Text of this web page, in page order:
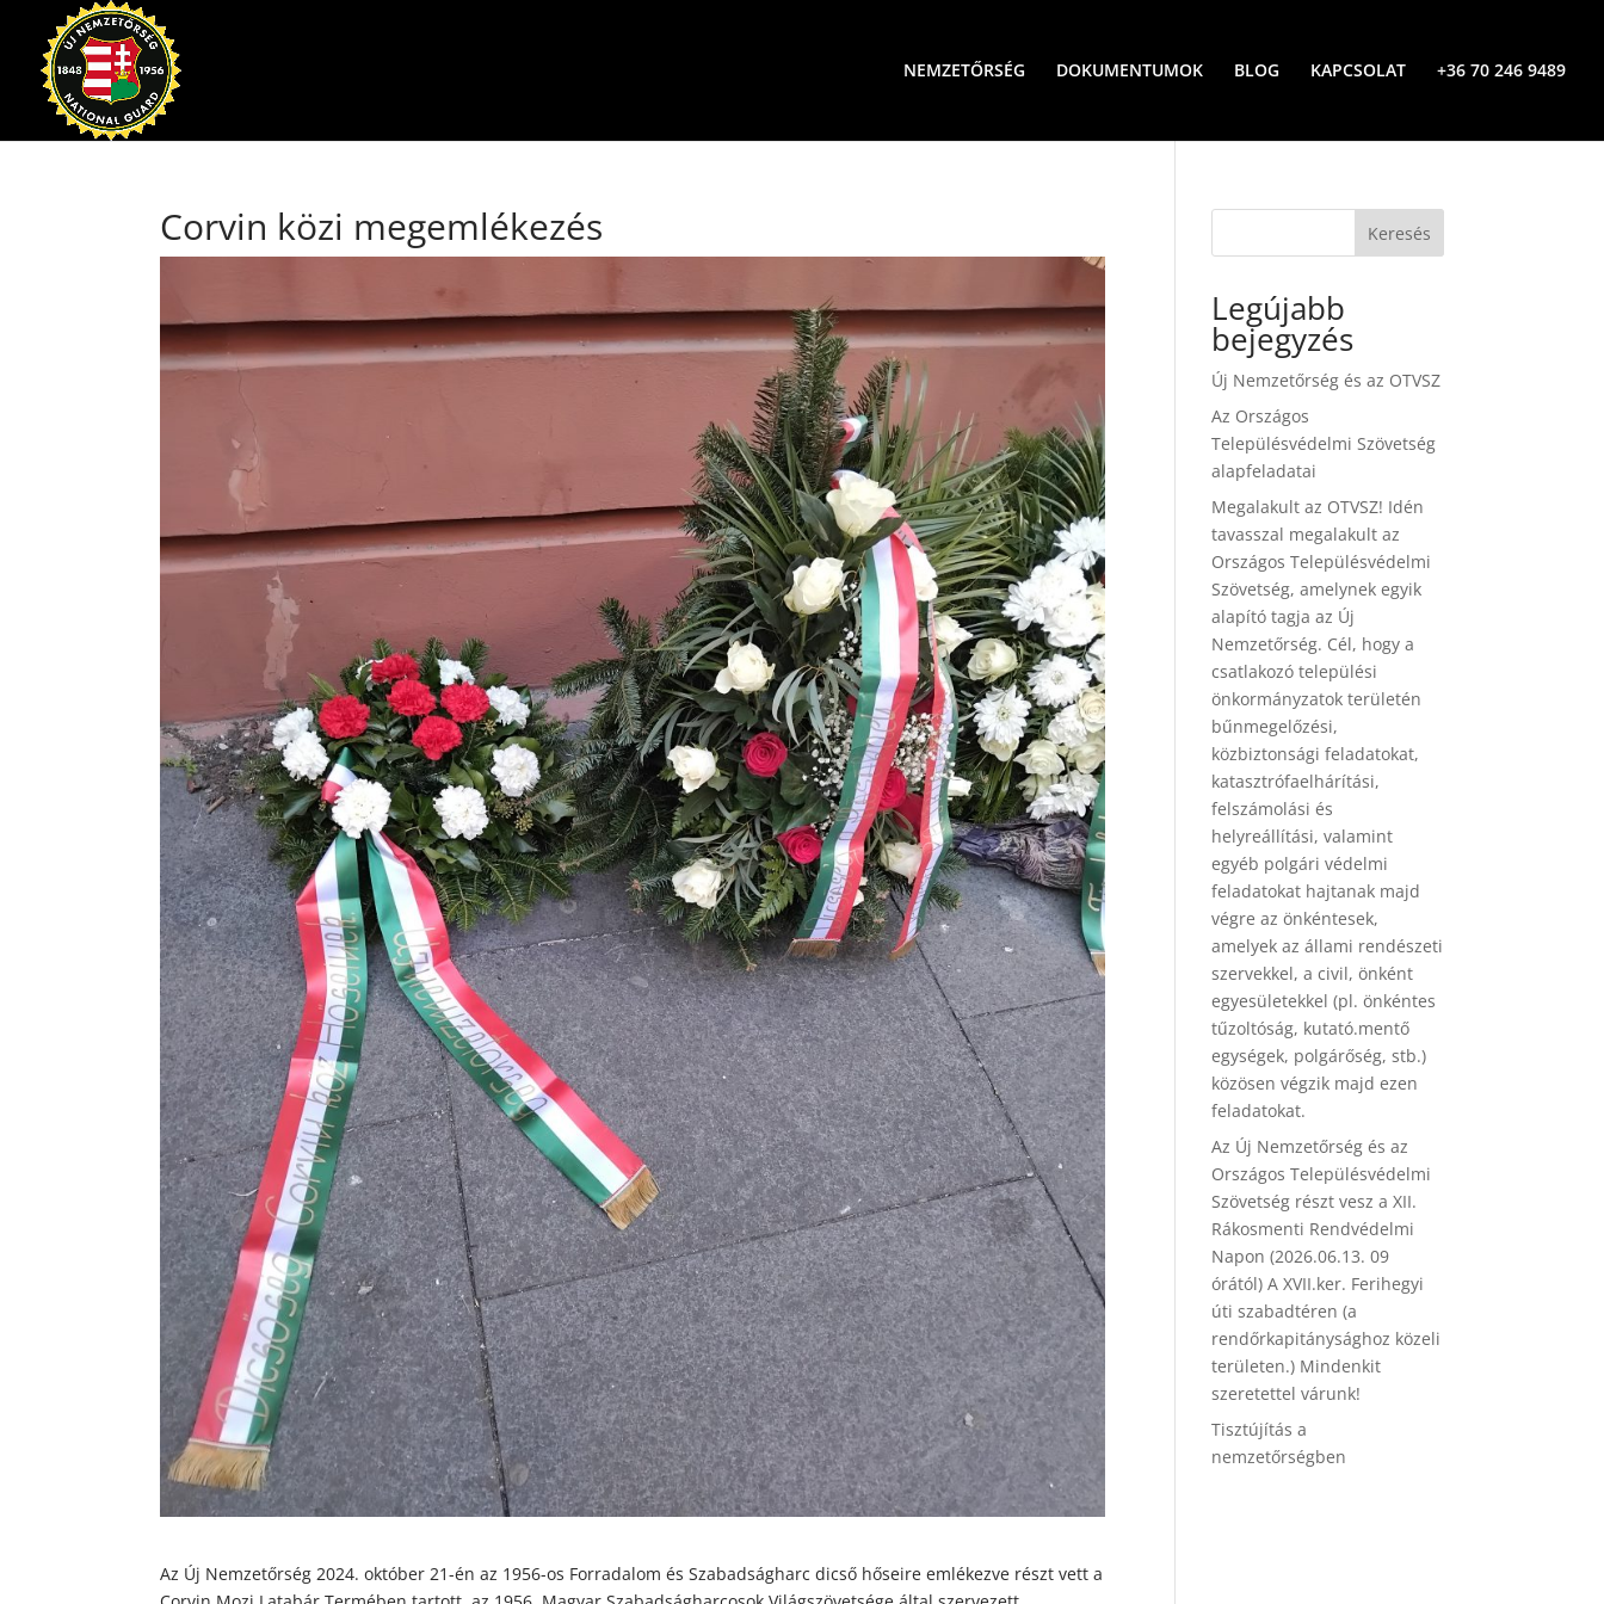
NEMZETŐRSÉG DOKUMENTUMOK BLOG KAPCSOLAT +36 70 246 9489
Corvin közi megemlékezés
Az Új Nemzetőrség 2024. október 21-én az 1956-os Forradalom és Szabadságharc dicső hőseire emlékezve részt vett a
Keresés
Legújabb
bejegyzés
Új Nemzetőrség és az OTVSZ
Az Országos
Településvédelmi Szövetség
alapfeladatai
Megalakult az OTVSZ! Idén
tavasszal megalakult az
Országos Településvédelmi
Szövetség, amelynek egyik
alapító tagja az Új
Nemzetőrség. Cél, hogy a
csatlakozó települési
önkormányzatok területén
bűnmegelőzési,
közbiztonsági feladatokat,
katasztrófaelhárítási,
felszámolási és
helyreállítási, valamint
egyéb polgári védelmi
feladatokat hajtanak majd
végre az önkéntesek,
amelyek az állami rendészeti
szervekkel, a civil, önként
egyesületekkel (pl. önkéntes
tűzoltóság, kutató.mentő
egységek, polgárőség, stb.)
közösen végzik majd ezen
feladatokat.
Az Új Nemzetőrség és az
Országos Településvédelmi
Szövetség részt vesz a XII.
Rákosmenti Rendvédelmi
Napon (2026.06.13. 09
órától) A XVII.ker. Ferihegyi
úti szabadtéren (a
rendőrkapitánysághoz közeli
területen.) Mindenkit
szeretettel várunk!
Tisztújítás a
nemzetőrségben